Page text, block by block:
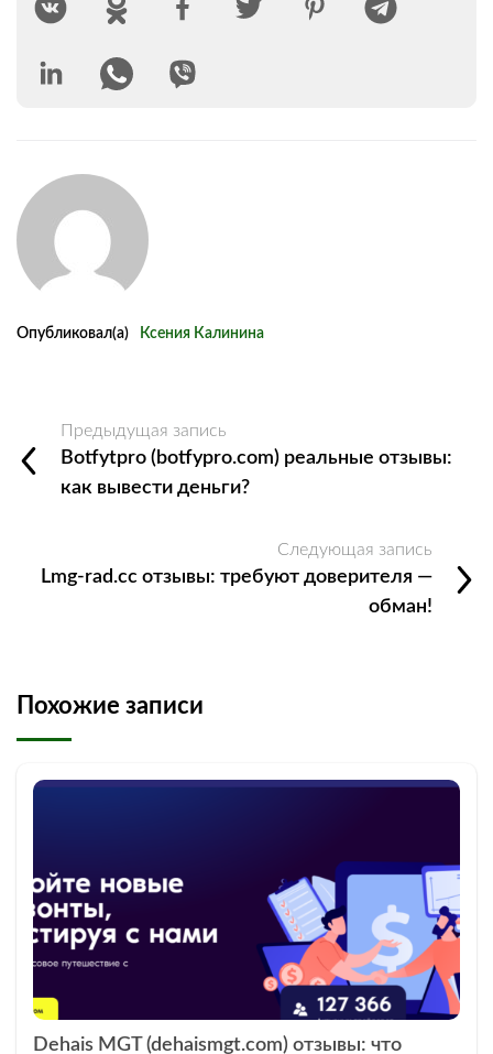
Опубликовал(а) Ксения Калинина
Предыдущая запись
Botfytpro (botfypro.com) реальные отзывы:
как вывести деньги?
Следующая запись
Lmg-rad.cc отзывы: требуют доверителя —
обман!
Похожие записи
Dehais MGT (dehaismgt.com) отзывы: что